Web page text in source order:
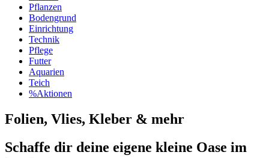
Pflanzen
Bodengrund
Einrichtung
Technik
Pflege
Futter
Aquarien
Teich
%Aktionen
Folien, Vlies, Kleber & mehr
Schaffe dir deine eigene kleine Oase im